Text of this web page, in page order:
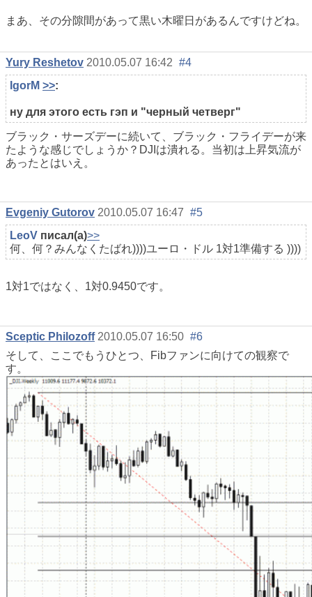
まあ、その分隙間があって黒い木曜日があるんですけどね。
Yury Reshetov 2010.05.07 16:42 #4
IgorM >>:
ну для этого есть гэп и "черный четверг"
ブラック・サーズデーに続いて、ブラック・フライデーが来
たような感じでしょうか？DJIは潰れる。当初は上昇気流が
あったとはいえ。
Evgeniy Gutorov 2010.05.07 16:47 #5
LeoV писал(а)>>
何、何？みんなくたばれ))))ユーロ・ドル 1対1準備する ))))
1対1ではなく、1対0.9450です。
Sceptic Philozoff 2010.05.07 16:50 #6
そして、ここでもうひとつ、Fibファンに向けての観察で
す。